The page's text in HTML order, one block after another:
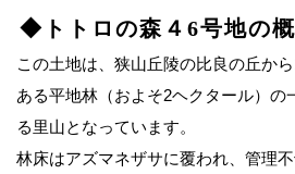
◆トトロの森４6号地の
この土地は、狭山丘陵の比良の丘か
ある平地林（およそ2ヘクタール）の
る里山となっています。
林床はアズマネザサに覆われ、管理